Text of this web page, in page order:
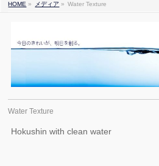
HOME » メディア » Water Texture
Water Texture
Hokushin with clean water